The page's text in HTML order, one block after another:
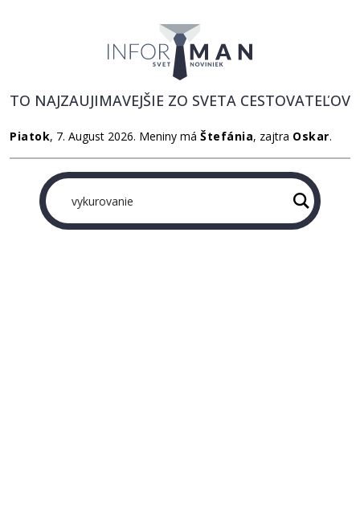
Piatok, 7. August 2026. Meniny má Štefánia, zajtra Oskar.
TO NAJZAUJIMAVEJŠIE ZO SVETA CESTOVATEĽOV